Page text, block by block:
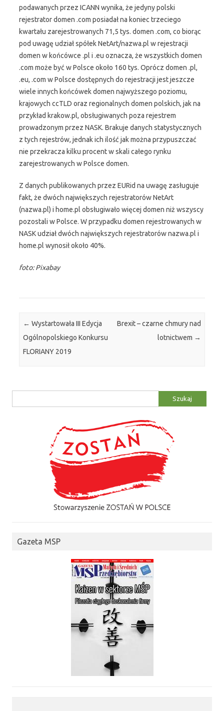
podawanych przez ICANN wynika, że jedyny polski
rejestrator domen .com posiadał na koniec trzeciego
kwartału zarejestrowanych 71,5 tys. domen .com, co biorąc
pod uwagę udział spółek NetArt/nazwa.pl w rejestracji
domen w końcówce .pl i .eu oznacza, że wszystkich domen
.com może być w Polsce około 160 tys. Oprócz domen .pl,
.eu, .com w Polsce dostępnych do rejestracji jest jeszcze
wiele innych końcówek domen najwyższego poziomu,
krajowych ccTLD oraz regionalnych domen polskich, jak na
przykład krakow.pl, obsługiwanych poza rejestrem
prowadzonym przez NASK. Brakuje danych statystycznych
z tych rejestrów, jednak ich ilość jak można przypuszczać
nie przekracza kilku procent w skali całego rynku
zarejestrowanych w Polsce domen.
Z danych publikowanych przez EURid na uwagę zasługuje
fakt, że dwóch największych rejestratorów NetArt
(nazwa.pl) i home.pl obsługiwało więcej domen niż wszyscy
pozostali w Polsce. W przypadku domen rejestrowanych w
NASK udział dwóch największych rejestratorów nazwa.pl i
home.pl wynosił około 40%.
foto: Pixabay
Zobacz wpisy
← Wystartowała III Edycja
Ogólnopolskiego Konkursu
FLORIANY 2019
Brexit – czarne chmury nad
lotnictwem →
Gazeta MSP